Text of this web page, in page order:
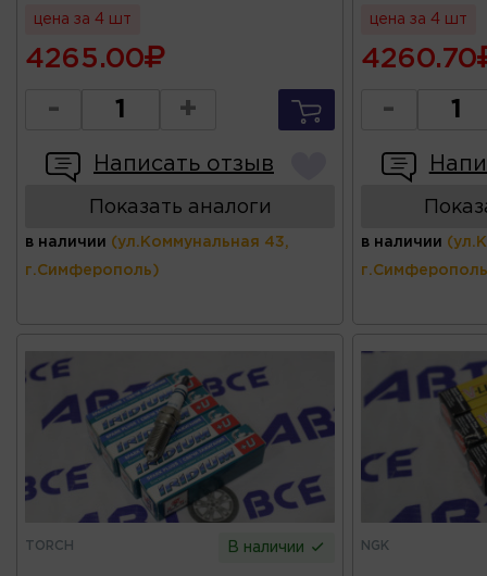
цена за 4 шт
4265.00
- +
Написать отзыв
Показать аналоги
в наличии (ул.Коммунальная 43,
г.Симферополь)
цена за 4 шт
4260.70
-
в наличии
TORCH В наличии NGK